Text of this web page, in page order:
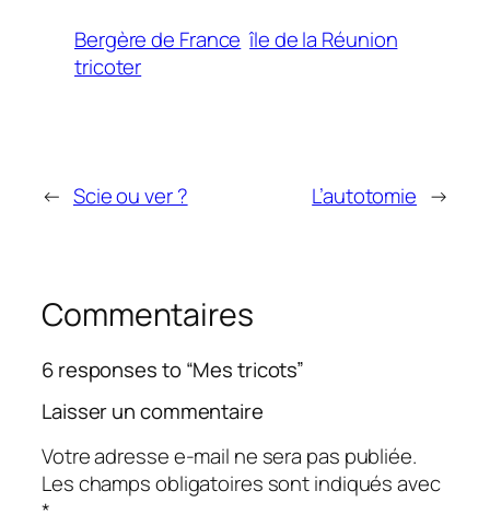
Bergère de France île de la Réunion
tricoter
← Scie ou ver ? L’autotomie →
Commentaires
6 responses to “Mes tricots”
Laisser un commentaire
Votre adresse e-mail ne sera pas publiée.
Les champs obligatoires sont indiqués avec
*